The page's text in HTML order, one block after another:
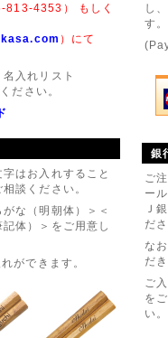
813-4353） もしく
）にて
入れリスト
ださい。
はお入れすること
談ください。
な（明朝体）＞＜
体）＞をご用意し
ができます。
し
す。
銀
ご
ー
Ｊ
ださ
な
だ
ご
を
い。